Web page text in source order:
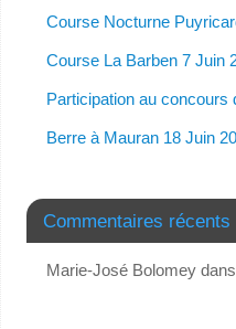
Course Nocturne
Course La Barben 7 Juin
Participation au concours
Berre à Mauran 18 Juin
Commentaires récents
Marie-José Bolomeydans